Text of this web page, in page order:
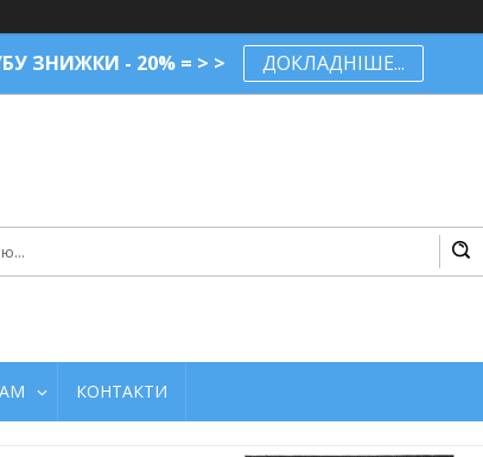
ЗНИЖКИ - 20% = > > ДОКЛАДНІШЕ...
КОНТАКТИ